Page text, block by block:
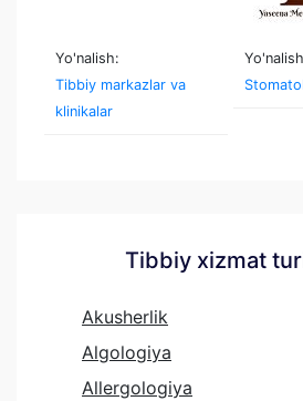
Yo'nalish:
Tibbiy markazlar va
klinikalar
Tibbiy xizmat
Akusherlik
Algologiya
Allergologiya